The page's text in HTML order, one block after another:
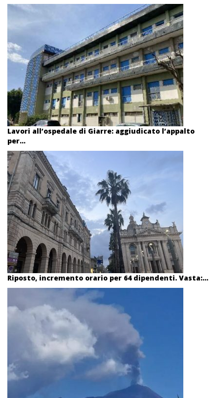
Lavori all’ospedale di Giarre: aggiudicato l’appalto
per...
Riposto, incremento orario per 64 dipendenti. Vasta:...